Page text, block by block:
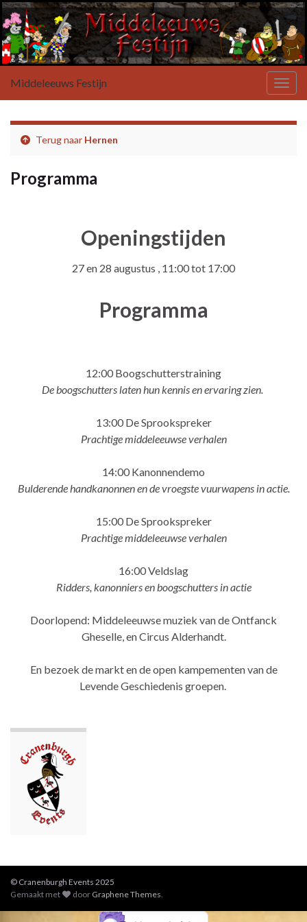
Middeleeuws Festijn
Terug naar Hernen
Programma
Openingstijden
27 en 28 augustus , 11:00 tot 17:00
Programma
12:00 Boogschutterstraining
De boogschutters laten hun kennis en ervaring zien.
13:00 De Sprookspreker
Prachtige middeleeuwse verhalen
14:00 Kanonnendemo
Bulderende handkanonnen en de vroegste vuurwapens in actie.
15:00 De Sprookspreker
Prachtige middeleeuwse verhalen
16:00 Veldslag
Ridders, kanonniers en boogschutters in actie
Doorlopend: Middeleeuwse muziek van de Ontfanck
Gheselle, en Circus Alderhandt.
En bezoek de markt en de open kampementen van de
Levende Geschiedenis groepen.
© Cranenburgh Events 2025
Gemaakt met
door Graphene Themes